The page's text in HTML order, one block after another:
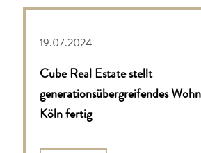
19.07.2024
Cube Real Estate stellt
generationsübergreifendes
Köln fertig